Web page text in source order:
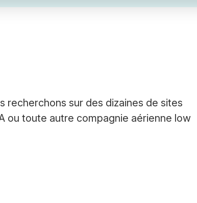
recherchons sur des dizaines de sites
ou toute autre compagnie aérienne low